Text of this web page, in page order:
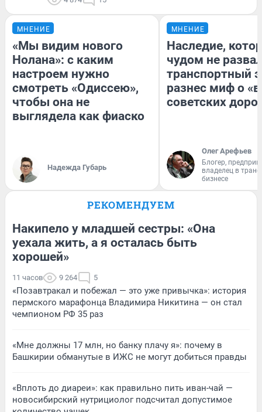
МНЕНИЕ
«Мы видим нового
Нолана»: с каким
настроем нужно
смотреть «Одиссею»,
чтобы она не
выглядела как фиаско
Надежда Губарь
МНЕНИЕ
Наследие,
чудом не
транспортный
разнес миф о
советских
Олег Арефьев
Блогер,
владелец в
бизнесе
РЕКОМЕНДУЕМ
Накипело у младшей сестры: «Она
уехала жить, а я осталась быть
хорошей»
11 часов 9 264 5
«Позавтракал и побежал — это уже привычка»: история
пермского марафонца Владимира Никитина — он стал
чемпионом РФ 35 раз
«Мне должны 17 млн, но банку плачу я»: почему в
Башкирии обманутые в ИЖС не могут добиться правды
«Вплоть до диареи»: как правильно пить иван-чай —
новосибирский нутрициолог подсчитал допустимое